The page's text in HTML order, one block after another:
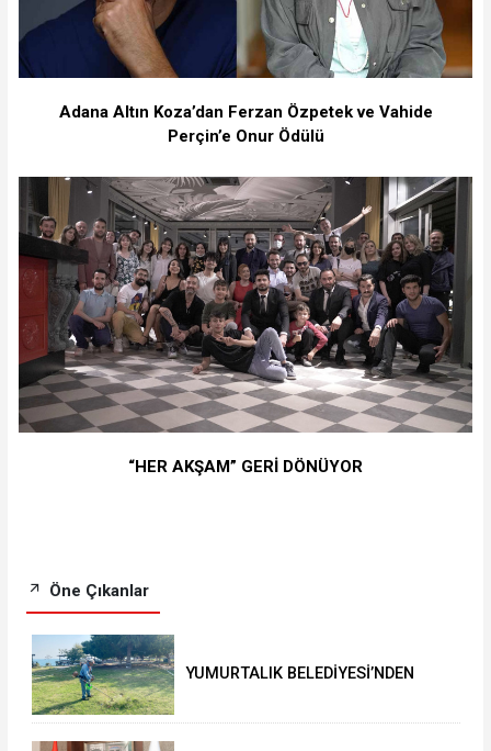
Adana Altın Koza’dan Ferzan Özpetek ve Vahide
Perçin’e Onur Ödülü
“HER AKŞAM” GERİ DÖNÜYOR
Öne Çıkanlar
YUMURTALIK BELEDİYESİ’NDEN